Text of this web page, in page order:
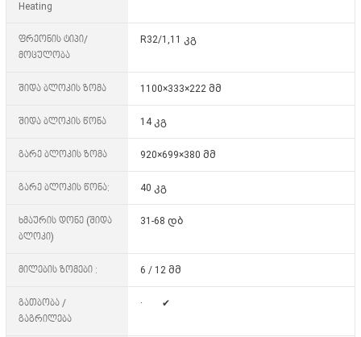
Heating
ფრეონის ტიპი/
მოცულობა
R32/1,11 კგ
შიდა ბლოკის ზომა 1100×333×222 მმ
შიდა ბლოკის წონა 14 კგ
გარე ბლოკის ზომა 920×699×380 მმ
გარე ბლოკის წონა: 40 კგ
ხმაურის დონე (შიდა
ბლოკი)
31-68 დბ
მილების ზომები : 6 / 12 მმ
გათბობა /
გაგრილება
· ✔